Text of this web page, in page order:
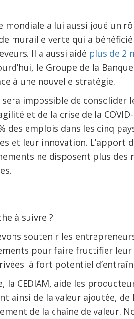
mondiale a lui aussi joué un
muraille verte qui a bénéficié
Il a aussi aidé plus de 2
le Groupe de la
à une nouvelle stratégie.
impossible de consolider
et de la crise de la
des emplois dans les cinq
et leur innovation.
ne disposent plus
à suivre ?
soutenir les
pour faire fructifier leur
à fort potentiel
la CEDIAM, aide les
ainsi de la valeur ajoutée, de
de la chaîne de valeur.